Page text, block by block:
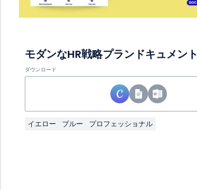
モダンなHR戦略プランドキュメント
ダウンロード
イエロー ブルー プロフェッショナル